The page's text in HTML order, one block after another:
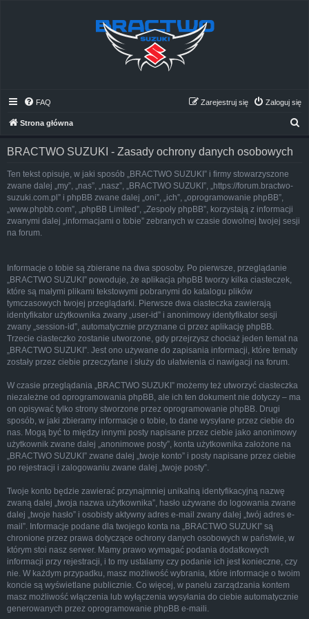
FAQ Zaloguj się
Zarejestruj się
Strona główna
BRACTWO SUZUKI - Zasady ochrony danych osobowych
Ten tekst opisuje, w jaki sposób „BRACTWO SUZUKI” i firmy stowarzyszone
zwane dalej „my”, „nas”, „nasz”, „BRACTWO SUZUKI”, „https://forum.bractwo-
suzuki.com.pl” i phpBB zwane dalej „oni”, „ich”, „oprogramowanie phpBB”,
„www.phpbb.com”, „phpBB Limited”, „Zespoły phpBB”, korzystają z informacji
zwanymi dalej „informacjami o tobie” zebranych w czasie dowolnej twojej sesji
na forum.
Informacje o tobie są zbierane na dwa sposoby. Po pierwsze, przeglądanie
„BRACTWO SUZUKI” powoduje, że aplikacja phpBB tworzy kilka ciasteczek,
które są małymi plikami tekstowymi pobranymi do katalogu plików
tymczasowych twojej przeglądarki. Pierwsze dwa ciasteczka zawierają
identyfikator użytkownika zwany „user-id” i anonimowy identyfikator sesji
zwany „session-id”, automatycznie przyznane ci przez aplikację phpBB.
Trzecie ciasteczko zostanie utworzone, gdy przejrzysz chociaż jeden temat na
„BRACTWO SUZUKI”. Jest ono używane do zapisania informacji, które tematy
zostały przez ciebie przeczytane i służy do ułatwienia ci nawigacji na forum.
W czasie przeglądania „BRACTWO SUZUKI” możemy też utworzyć ciasteczka
niezależne od oprogramowania phpBB, ale ich ten dokument nie dotyczy – ma
on opisywać tylko strony stworzone przez oprogramowanie phpBB. Drugi
sposób, w jaki zbieramy informacje o tobie, to dane wysyłane przez ciebie do
nas. Mogą być to między innymi posty napisane przez ciebie jako anonimowy
użytkownik zwane dalej „anonimowe posty”, konta użytkownika założone na
„BRACTWO SUZUKI” zwane dalej „twoje konto” i posty napisane przez ciebie
po rejestracji i zalogowaniu zwane dalej „twoje posty”.
Twoje konto będzie zawierać przynajmniej unikalną identyfikacyjną nazwę
zwaną dalej „twoja nazwa użytkownika”, hasło używane do logowania zwane
dalej „twoje hasło” i osobisty aktywny adres e-mail zwany dalej „twój adres e-
mail”. Informacje podane dla twojego konta na „BRACTWO SUZUKI” są
chronione przez prawa dotyczące ochrony danych osobowych w państwie, w
którym stoi nasz serwer. Mamy prawo wymagać podania dodatkowych
informacji przy rejestracji, i to my ustalamy czy podanie ich jest konieczne, czy
nie. W każdym przypadku, masz możliwość wybrania, które informacje o twoim
koncie są wyświetlane publicznie. Co więcej, w panelu zarządzania kontem
masz możliwość włączenia lub wyłączenia wysyłania do ciebie automatycznie
generowanych przez oprogramowanie phpBB e-maili.